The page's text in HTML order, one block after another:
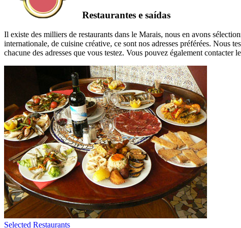
Restaurantes e saídas
Il existe des milliers de restaurants dans le Marais, nous en avons
internationale, de cuisine créative, ce sont nos adresses préférées. Nous
chacune des adresses que vous testez. Vous pouvez également
Selected Restaurants